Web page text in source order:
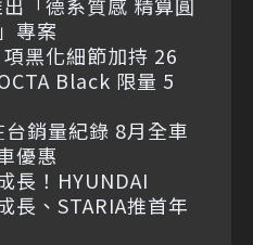
專案
黑化細節加持 26
Black 限量 5
銷量紀錄 8月全車
優惠
長！HYUNDAI
長、STARIA推首年